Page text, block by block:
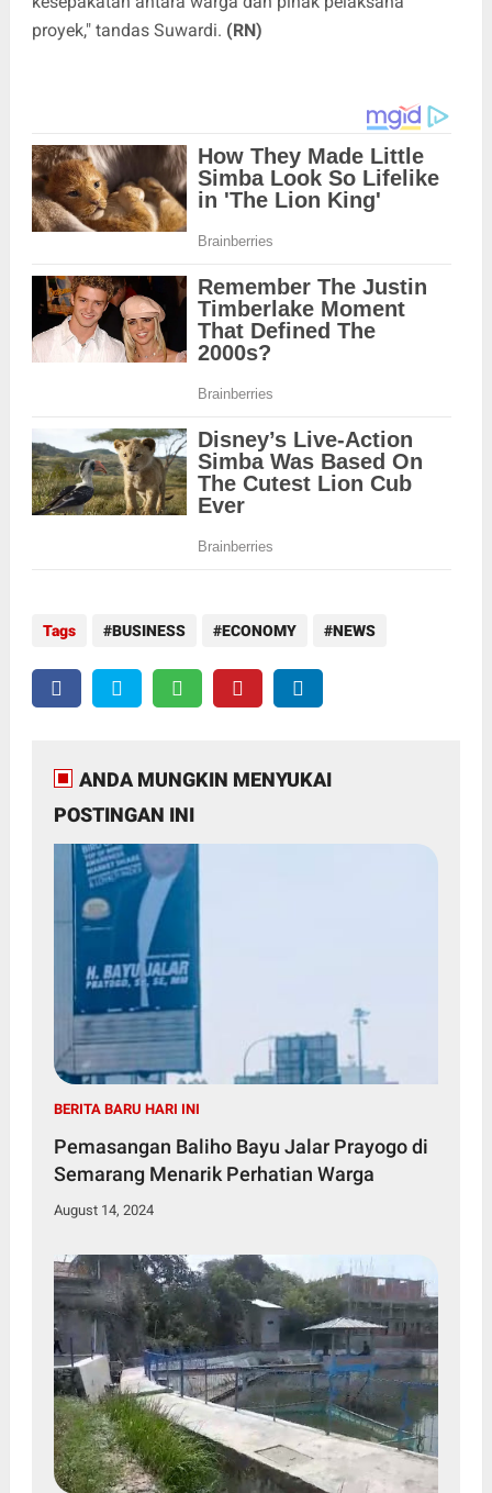
proyek," tandas Suwardi. (RN)
Tags BUSINESS ECONOMY NEWS
ANDA MUNGKIN MENYUKAI
POSTINGAN INI
BERITA BARU HARI INI
Pemasangan Baliho Bayu Jalar Prayogo di
Semarang Menarik Perhatian Warga
August 14, 2024